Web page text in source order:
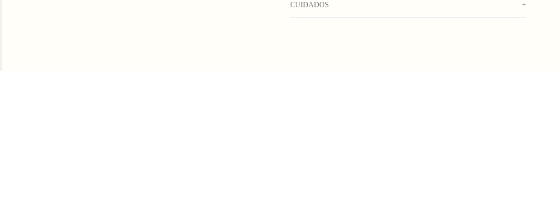
Boné de tactel modelagem 5 Panel, com etiqueta emborrachada na frente, aba mole
CUIDADOS +